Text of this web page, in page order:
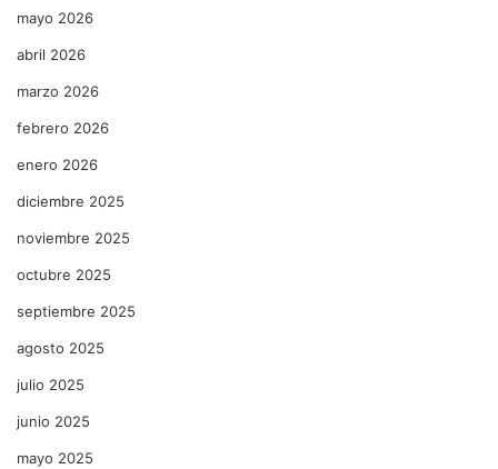
mayo 2026
abril 2026
marzo 2026
febrero 2026
enero 2026
diciembre 2025
noviembre 2025
octubre 2025
septiembre 2025
agosto 2025
julio 2025
junio 2025
mayo 2025